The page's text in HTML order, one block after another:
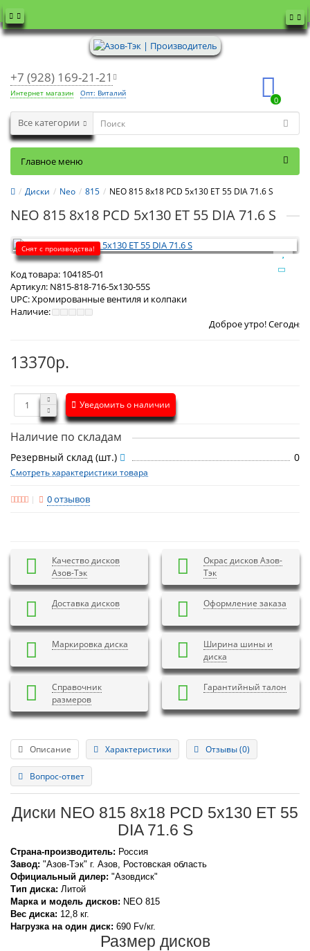
+7 (928) 169-21-21
Интернет магазин Опт: Виталий
0
Все категории
Главное меню
Диски Neo 815 NEO 815 8x18 PCD 5x130 ET 55 DIA 71.6 S
NEO 815 8x18 PCD 5x130 ET 55 DIA 71.6 S
Снят с производства!
Код товара: 104185-01
Артикул: N815-818-716-5x130-55S
UPC:Хромированные вентиля и колпаки
Наличие:
Доброе утро! СегодняЧетверг 6
13370р.
Уведомить о наличии
Наличие по складам
Резервный склад (шт.) 0
Смотреть характеристики товара
0 отзывов
Качество дисков
Азов-Тэк
Окрас дисков Азов-
Тэк
Доставка дисков Оформление заказа
Маркировка диска
Ширина шины и
диска
Справочник
размеров
Гарантийный талон
Описание Характеристики Отзывы (0)
Вопрос-ответ
Диски NEO 815 8x18 PCD 5x130 ET 55
DIA 71.6 S
Страна-производитель: Россия
Завод: "Азов-Тэк" г. Азов, Ростовская область
Официальный дилер: "Азовдиск"
Тип диска: Литой
Марка и модель дисков: NEO 815
Вес диска: 12,8 кг.
Нагрузка на один диск: 690 Fv/кг.
Размер дисков